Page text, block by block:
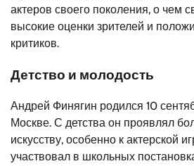
актеров своего поколения, о чем
высокие оценки зрителей и
критиков.
Детство и молодость
Андрей Финягин родился 10
Москве. С детства он проявлял
искусству, особенно к актерской
участвовал в школьных